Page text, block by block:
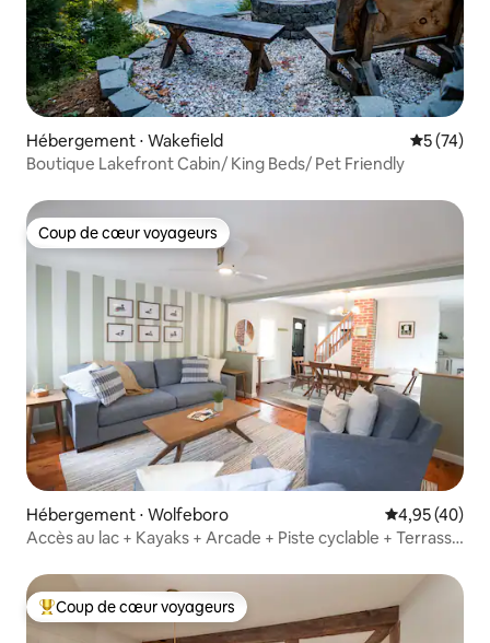
Hébergement ⋅ Wakefield
5 (74)
Boutique Lakefront Cabin/ King Beds/ Pet Friendly
Coup de cœur voyageurs
Coup de cœur voyageurs
Hébergement ⋅ Wolfeboro Évaluation
4,95 (40)
Accès au lac + Kayaks + Arcade + Piste cyclable + Terrasse
Coups de cœur voyageurs les plus appréciés
Coup de cœur voyageurs